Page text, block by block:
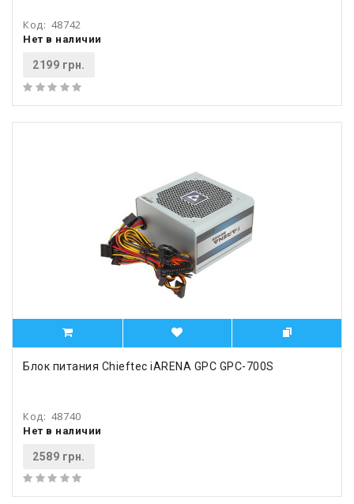
Код: 48742
Нет в наличии
2199 грн.
Блок питания Chieftec iARENA GPC GPC-700S
Код: 48740
Нет в наличии
2589 грн.